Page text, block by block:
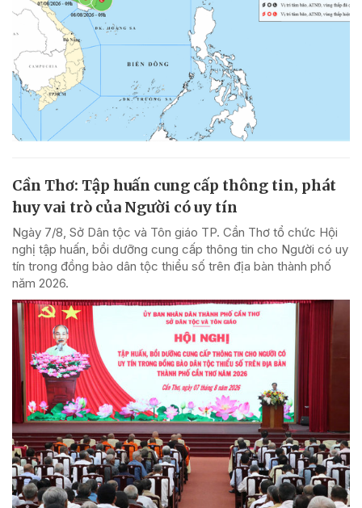
Cần Thơ: Tập huấn cung cấp thông tin, phát
huy vai trò của Người có uy tín
Ngày 7/8, Sở Dân tộc và Tôn giáo TP. Cần Thơ tổ chức Hội
nghị tập huấn, bồi dưỡng cung cấp thông tin cho Người có uy
tín trong đồng bào dân tộc thiểu số trên địa bàn thành phố
năm 2026.